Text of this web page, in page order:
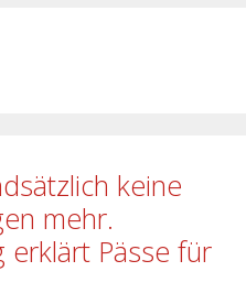
keine
mehr.
erklärt Pässe für